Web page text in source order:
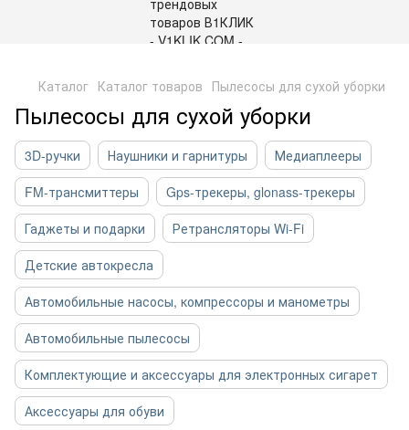
Каталог Каталог товаров Пылесосы для сухой уборки
Пылесосы для сухой уборки
3D-ручки Наушники и гарнитуры
Медиаплееры
FM-трансмиттеры
Gps-трекеры, glonass-трекеры
Гаджеты и подарки
Ретрансляторы Wi-Fi
Детские автокресла
Автомобильные насосы, компрессоры и манометры
Автомобильные пылесосы
Комплектующие и аксессуары для электронных сигарет
Аксессуары для обуви